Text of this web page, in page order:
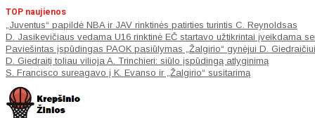
TOP naujienos
„Juventus“ papildė NBA ir JAV rinktinės patirties turintis C. Reynoldsas
D. Jasikevičiaus vedama U16 rinktinė EČ startavo užtikrintai įveikdama
Paviešintas įspūdingas PAOK pasiūlymas „Žalgirio“ gynėjui D. Giedraičiui
D. Giedraitį toliau vilioja A. Trinchieri: siūlo įspūdingą atlyginimą
S. Francisco sureagavo į K. Evanso ir „Žalgirio“ susitarimą